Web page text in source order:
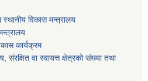
विकास मन्त्रालय
कार्यक्रम
संरक्षित वा स्वायत्त क्षेत्रको संख्या तथा